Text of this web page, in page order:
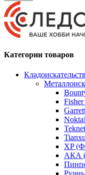
Категории товаров
XP
АКА